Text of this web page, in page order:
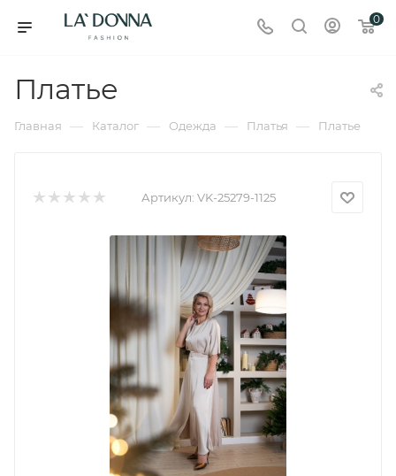
0
Платье
Главная — Каталог — Одежда — Платья — Платье
Артикул: VK-25279-1125